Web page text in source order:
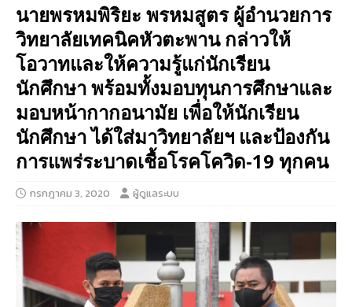
นายพรหมพิริยะ พรหมสูตร ผู้อำนวยการ
วิทยาลัยเทคนิคหัวตะพาน กล่าวให้
โอวาทและให้ความรู้แก่นักเรียน
นักศึกษา พร้อมทั้งมอบทุนการศึกษาและ
มอบหน้ากากอนามัย เพื่อให้นักเรียน
นักศึกษา ได้ใส่มาวิทยาลัยฯ และป้องกัน
การแพร่ระบาดเชื้อโรคโควิด-19 ทุกคน
กรกฎาคม 3, 2020 ผู้ดูแลระบบ